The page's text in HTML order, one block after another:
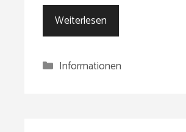
Weiterlesen
Kategorien
Informationen